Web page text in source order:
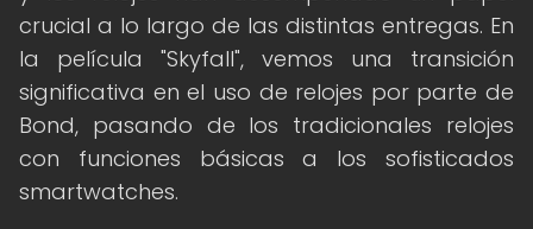
crucial a lo largo de las distintas entregas. En
la película "Skyfall", vemos una transición
significativa en el uso de relojes por parte de
Bond, pasando de los tradicionales relojes
con funciones básicas a los sofisticados
smartwatches.